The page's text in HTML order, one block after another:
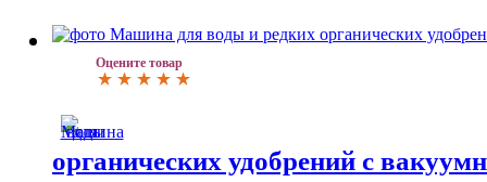
Оцените товар
органических удобрений с